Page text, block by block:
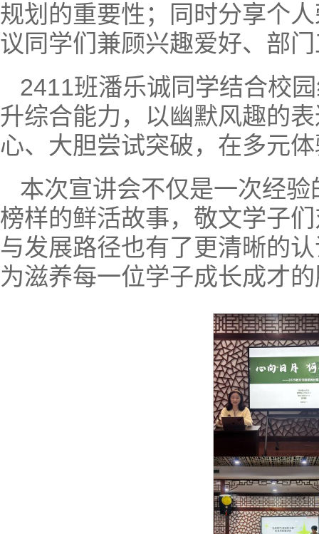
规划的重要性；同时分享个
议同学们兼顾兴趣爱好、部
2411班潘乐诚同学结合校
升综合能力，以幽默风趣的
心、大胆尝试突破，在多元
本次宣讲会不仅是一次经
榜样的鲜活故事，敬文学子
与发展路径也有了更清晰的
为滋养每一位学子成长成才